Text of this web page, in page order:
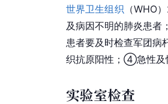
世界卫生组织 （WHO
及病因不明的肺炎患者
患者要及时检查军团
织抗原阳性；④急性及
实验室检查